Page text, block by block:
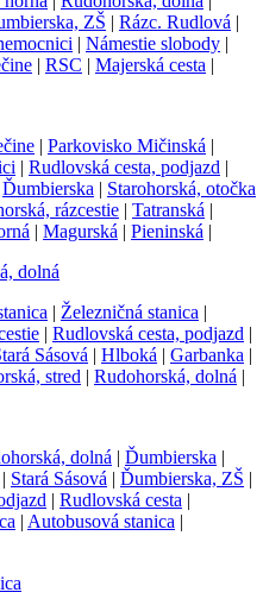
ZŠ | Rázc. Rudlová |
| Námestie slobody |
| RSC | Majerská cesta |
| Parkovisko Mičinská |
| Rudlovská cesta, podjazd |
Ďumbierska | Starohorská, otočka
rázcestie | Tatranská |
| Magurská | Pieninská |
dolná
| Železničná stanica |
| Rudlovská cesta, podjazd |
Sásová | Hlboká | Garbanka |
stred | Rudohorská, dolná |
dolná | Ďumbierska |
| Stará Sásová | Ďumbierska, ZŠ |
| Rudlovská cesta |
| Autobusová stanica |